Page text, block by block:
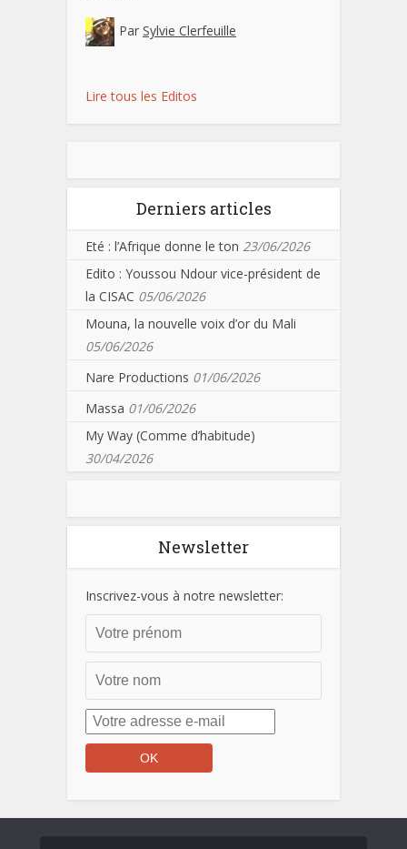
Par Sylvie Clerfeuille
Lire tous les Editos
Derniers articles
Eté : l’Afrique donne le ton 23/06/2026
Edito : Youssou Ndour vice-président de
la CISAC 05/06/2026
Mouna, la nouvelle voix d’or du Mali
05/06/2026
Nare Productions 01/06/2026
Massa 01/06/2026
My Way (Comme d’habitude)
30/04/2026
Newsletter
Inscrivez-vous à notre newsletter: